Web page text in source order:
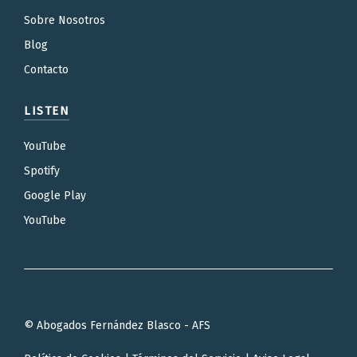
Sobre Nosotros
Blog
Contacto
LISTEN
YouTube
Spotify
Google Play
YouTube
© Abogados Fernández Blasco - AFS